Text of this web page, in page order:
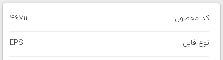
کد محصول: 46711
نوع فایل: EPS